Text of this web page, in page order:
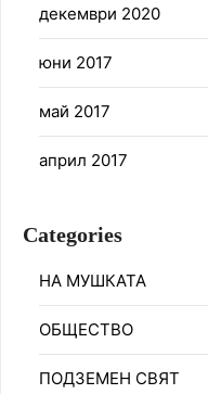
декември 2020
юни 2017
май 2017
април 2017
Categories
НА МУШКАТА
ОБЩЕСТВО
ПОДЗЕМЕН СВЯТ